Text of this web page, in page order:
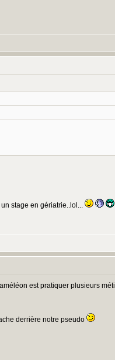
stage en gériatrie..lol...
est pratiquer plusieurs
derrière notre pseudo